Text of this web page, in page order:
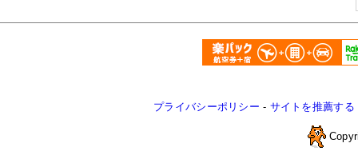
プライバシーポリシー - サイトを推薦する